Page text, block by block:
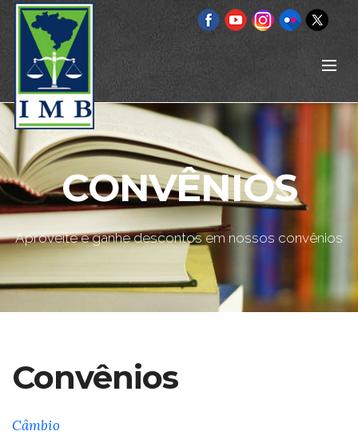
CONVÊNIOS
Aproveite e ganhe descontos em nossos convênios
Convênios
Câmbio